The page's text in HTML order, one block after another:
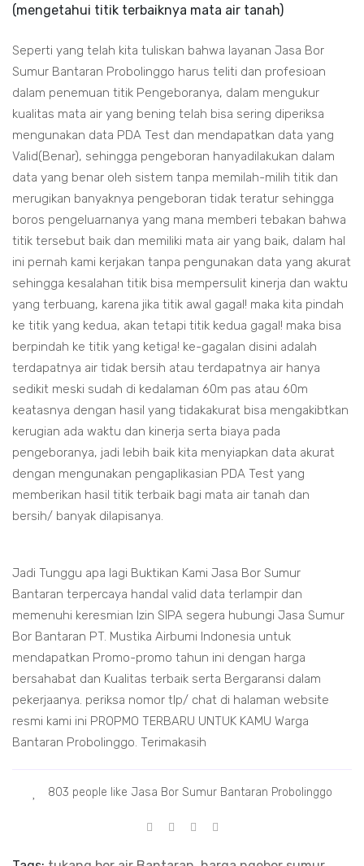
(mengetahui titik terbaiknya mata air tanah)
Seperti yang telah kita tuliskan bahwa layanan Jasa Bor
Sumur Bantaran Probolinggo harus teliti dan profesioan
dalam penemuan titik Pengeboranya, dalam mengukur
kualitas mata air yang bening telah bisa sering diperiksa
mengunakan data PDA Test dan mendapatkan data yang
Valid(Benar), sehingga pengeboran hanyadilakukan dalam
data yang benar oleh sistem tanpa memilah-milih titik dan
merugikan banyaknya pengeboran tidak teratur sehingga
boros pengeluarnanya yang mana memberi tebakan bahwa
titik tersebut baik dan memiliki mata air yang baik, dalam hal
ini pernah kami kerjakan tanpa pengunakan data yang akurat
sehingga kesalahan titik bisa mempersulit kinerja dan waktu
yang terbuang, karena jika titik awal gagal! maka kita pindah
ke titik yang kedua, akan tetapi titik kedua gagal! maka bisa
berpindah ke titik yang ketiga! ke-gagalan disini adalah
terdapatnya air tidak bersih atau terdapatnya air hanya
sedikit meski sudah di kedalaman 60m pas atau 60m
keatasnya dengan hasil yang tidakakurat bisa mengakibtkan
kerugian ada waktu dan kinerja serta biaya pada
pengeboranya, jadi lebih baik kita menyiapkan data akurat
dengan mengunakan pengaplikasian PDA Test yang
memberikan hasil titik terbaik bagi mata air tanah dan
bersih/ banyak dilapisanya.
Jadi Tunggu apa lagi Buktikan Kami Jasa Bor Sumur
Bantaran terpercaya handal valid data terlampir dan
memenuhi keresmian Izin SIPA segera hubungi Jasa Sumur
Bor Bantaran PT. Mustika Airbumi Indonesia untuk
mendapatkan Promo-promo tahun ini dengan harga
bersahabat dan Kualitas terbaik serta Bergaransi dalam
pekerjaanya. periksa nomor tlp/ chat di halaman website
resmi kami ini PROPMO TERBARU UNTUK KAMU Warga
Bantaran Probolinggo. Terimakasih
803 people like Jasa Bor Sumur Bantaran Probolinggo